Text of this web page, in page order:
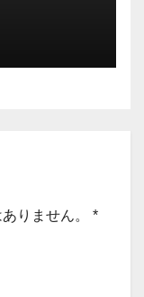
りません。
*